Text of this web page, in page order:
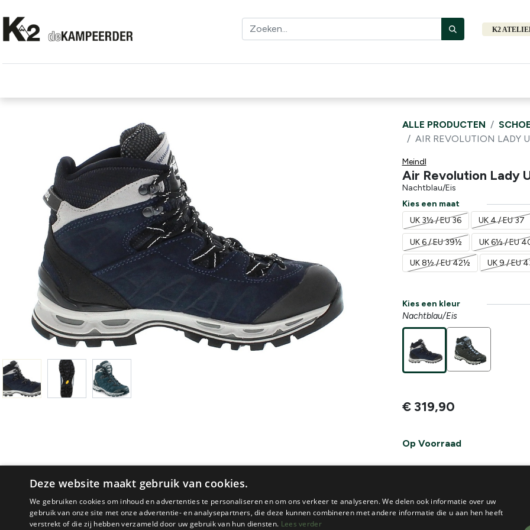
K2
ALLE PRODUCTEN
AIR REVOLUTION LADY
Meindl
Air Revolution Lady
Nachtblau/Eis
Kies een maat
UK 3½ / EU 36
UK 4 / EU 37
UK 6 / EU 39½ UK 6½ / EU
UK 8½ / EU 42½ UK 9 / EU
Kies een kleur
Nachtblau/Eis
€ 319,90
Op Voorraad
De voorraad van dit product
Deze website maakt gebruik van cookies.
We gebruiken cookies om inhoud en advertenties te personaliseren en om ons verkeer te analyseren. We delen ook informatie over uw
gebruik van onze site met onze advertentie- en analysepartners, die deze kunnen combineren met andere informatie die u aan hen heeft
verstrekt of die zij hebben verzameld door uw gebruik van hun diensten. Lees verder